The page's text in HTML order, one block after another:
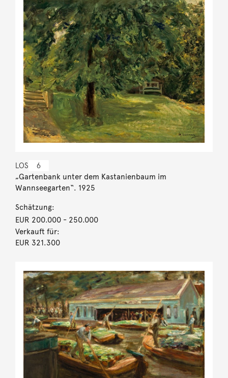
LOS 6
„Gartenbank unter dem Kastanienbaum im
Wannseegarten“. 1925
Schätzung:
EUR 200.000- 250.000
Verkauft für:
EUR 321.300